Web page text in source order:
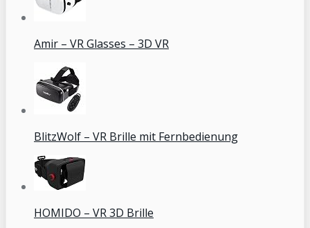
Amir – VR Glasses – 3D VR
BlitzWolf – VR Brille mit Fernbedienung
HOMIDO – VR 3D Brille